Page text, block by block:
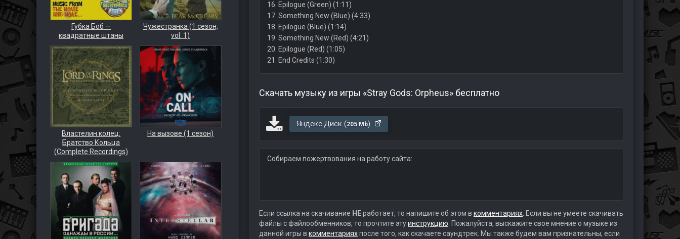
Губка Боб —
квадратные штаны
Чужестранка (1 сезон,
vol. 1)
Властелин колец:
Братство Кольца
(Complete Recordings)
На вызове (1 сезон)
16. Epilogue (Green) (1:11)
17. Something New (Blue) (4:33)
18. Epilogue (Blue) (1:14)
19. Something New (Red) (4:21)
20. Epilogue (Red) (1:05)
21. End Credits (1:30)
Скачать музыку из игры «Stray Gods: Orpheus» бесплатно
Яндекс.Диск (205 Mb)
Собираем пожертвования на работу сайта:
Если ссылка на скачивание НЕработает, то напишите об этом в комментариях. Если вы не умеете скачивать
файлы с файлообменников, то прочтите этуинструкцию . Пожалуйста, выскажите свое мнение о музыке из
данной игры в комментарияхпосле того, как скачаете саундтрек. Мы также будем вам признательны, если